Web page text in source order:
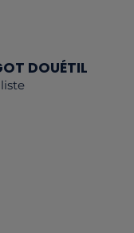
DOUÉTIL